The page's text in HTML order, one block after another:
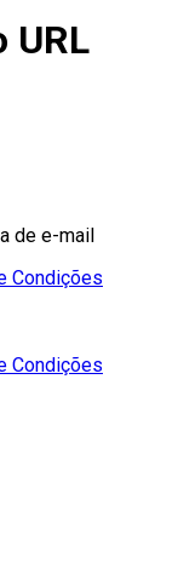
URL
de e-mail
Condições
Condições